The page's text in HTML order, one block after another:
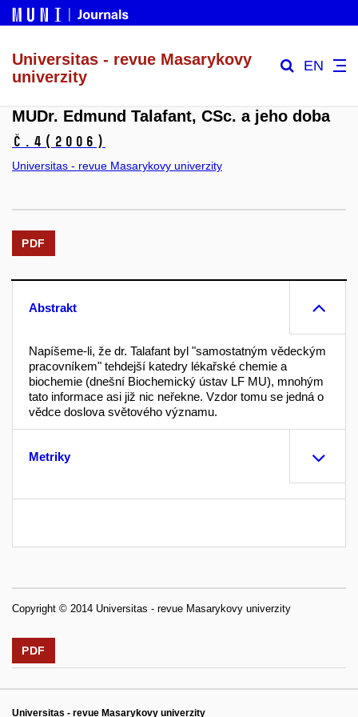
Universitas - revue Masarykovy
univerzity
EN
MUDr. Edmund Talafant, CSc. a jeho doba
č.4 (2006)
Universitas - revue Masarykovy univerzity
PDF
Abstrakt
Napíšeme-li, že dr. Talafant byl "samostatným vědeckým
pracovníkem" tehdejší katedry lékařské chemie a
biochemie (dnešní Biochemický ústav LF MU), mnohým
tato informace asi již nic neřekne. Vzdor tomu se jedná o
vědce doslova světového významu.
Metriky
Copyright © 2014 Universitas - revue Masarykovy univerzity
PDF
Universitas - revue Masarykovy univerzity